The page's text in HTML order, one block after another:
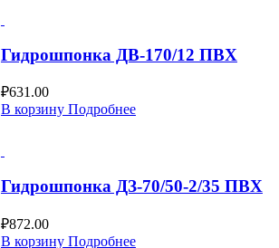
Гидрошпонка ДВ-170/12 ПВХ
₽631.00
В корзинуПодробнее
Гидрошпонка ДЗ-70/50-2/35 ПВХ
₽872.00
В корзинуПодробнее